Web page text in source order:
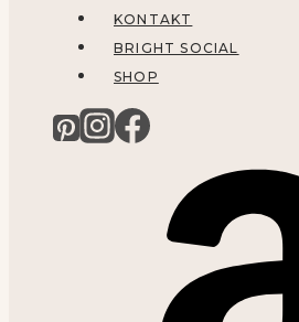
KONTAKT
BRIGHT SOCIAL
SHOP